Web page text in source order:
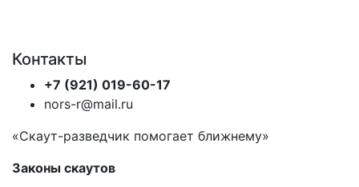
Контакты
+7 (921) 019-60-17
nors-r@mail.ru
«Скаут-разведчик помогает ближнему»
Законы скаутов